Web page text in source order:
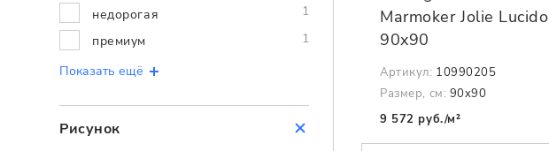
недорогая
1
премиум
1
Показать ещё
Рисунок
Marmoker Jolie Lucido
90x90
Артикул: 10990205
Размер, см: 90x90
9 572 руб./м²